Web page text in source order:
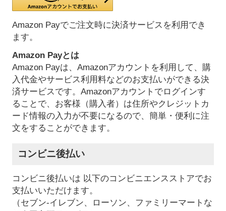
Amazon Payでご注文時に決済サービスを利用でき
ます。
Amazon Payとは
Amazon Payは、Amazonアカウントを利用して、購
入代金やサービス利用料などのお支払いができる決
済サービスです。Amazonアカウントでログインす
ることで、お客様（購入者）は住所やクレジットカ
ード情報の入力が不要になるので、簡単・便利に注
文をすることができます。
コンビニ後払い
コンビニ後払いは 以下のコンビニエンスストアでお
支払いいただけます。
（セブン-イレブン、ローソン、ファミリーマートな